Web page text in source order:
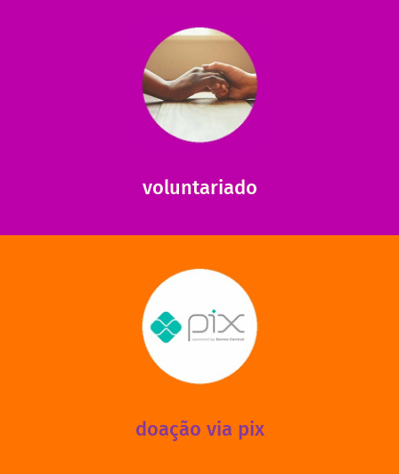
voluntariado
ajudar com certos assuntos. Entre em contato conosco e
saiba como nos ajudar.
saiba mais
doação via pix
via PIX? Elas também são muito importantes para
mantermos nossas unidades em funcionamento!
saiba mais